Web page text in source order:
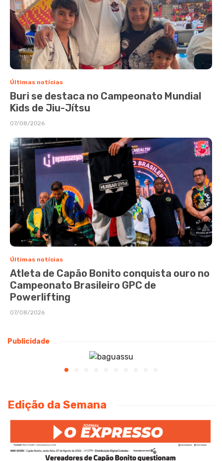
Últimas notícias
Buri se destaca no Campeonato Mundial
Kids de Jiu-Jítsu
07/08/2026
Últimas notícias
Atleta de Capão Bonito conquista ouro no
Campeonato Brasileiro GPC de
Powerlifting
07/08/2026
Publicidade
Edição da Semana